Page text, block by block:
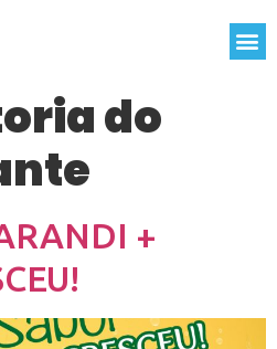
do
+